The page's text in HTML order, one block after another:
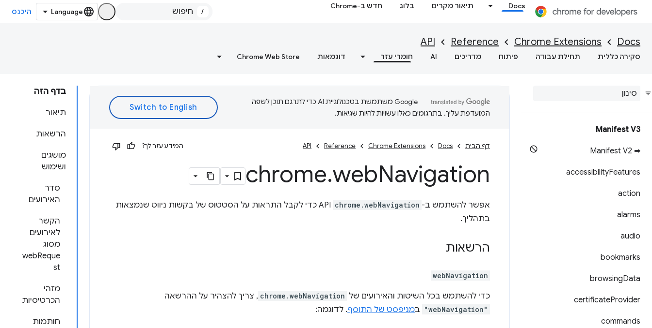
Docs תיאור מקרים בלוג חדש ב-Chrome
/ היכנס
Docs
Chrome Extensions
Reference
API
סקירה כללית תחילת עבודה פיתוח מדריכים AI חומרי עזר דוגמאות Chrome Web Store
Manifest V3
➡ Manifest V2
accessibilityFeatures
action
alarms
audio
bookmarks
browsingData
certificateProvider
commands
בדף הזה
תיאור
הרשאות
מושגים
ושימוש
סדר
האירועים
הקשר
לאירועים
מסוג
webReque
st
מזהי
הכרטיסיות
חותמות
‫Google משתמשת בטכנולוגיית AI כדי לתרגם תוכן לשפה
המועדפת עליך. בתרגומים כאלו עשויות להיות שגיאות.
דף הבית Docs
Chrome Extensions
Reference
API המידע עזר לך?
chrome.webNavigation
אפשר להשתמש ב- chrome.webNavigation
API כדי לקבל התראות על הסטטוס של בקשות ניווט שנמצאות
בתהליך.
הרשאות
webNavigation
כדי להשתמש בכל השיטות והאירועים של chrome.webNavigation , צריך להצהיר על ההרשאה
"webNavigation" במניפסט של התוסף. לדוגמה: